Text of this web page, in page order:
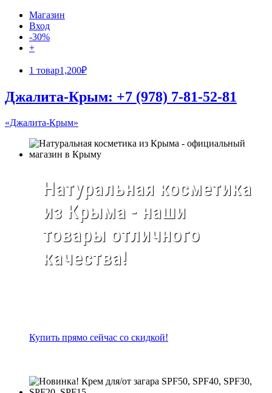
Магазин
Вход
-30%
+
1 товар1,200₽
Джалита-Крым: +7 (978) 7-81-52-81
«Джалита-Крым»
Натуральная косметика
из Крыма - наши
товары отличного
качества!
Купить прямо сейчас со скидкой!